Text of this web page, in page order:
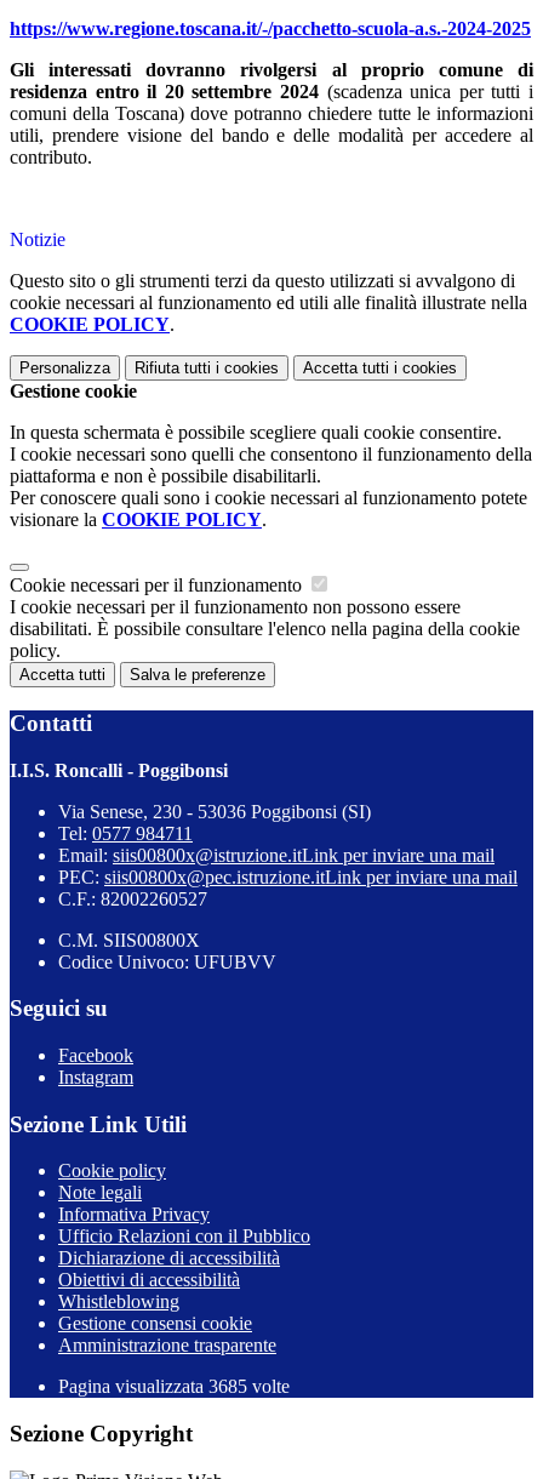
https://www.regione.toscana.it/-/pacchetto-scuola-a.s.-2024-2025
Gli interessati dovranno rivolgersi al proprio comune di
residenza entro il 20 settembre 2024 (scadenza unica per tutti i
comuni della Toscana) dove potranno chiedere tutte le informazioni
utili, prendere visione del bando e delle modalità per accedere al
contributo.
Notizie
Questo sito o gli strumenti terzi da questo utilizzati si avvalgono di
cookie necessari al funzionamento ed utili alle finalità illustrate nella
COOKIE POLICY.
Personalizza Rifiuta tutti i cookies Accetta tutti i cookies
Gestione cookie
In questa schermata è possibile scegliere quali cookie consentire.
I cookie necessari sono quelli che consentono il funzionamento della
piattaforma e non è possibile disabilitarli.
Per conoscere quali sono i cookie necessari al funzionamento potete
visionare la COOKIE POLICY.
Cookie necessari per il funzionamento
I cookie necessari per il funzionamento non possono essere
disabilitati. È possibile consultare l'elenco nella pagina della cookie
policy.
Accetta tutti Salva le preferenze
Contatti
I.I.S. Roncalli - Poggibonsi
Via Senese, 230 - 53036 Poggibonsi (SI)
Tel: 0577 984711
Email: siis00800x@istruzione.itLink per inviare una mail
PEC: siis00800x@pec.istruzione.itLink per inviare una mail
C.F.: 82002260527
C.M. SIIS00800X
Codice Univoco: UFUBVV
Seguici su
Facebook
Instagram
Sezione Link Utili
Cookie policy
Note legali
Informativa Privacy
Ufficio Relazioni con il Pubblico
Dichiarazione di accessibilità
Obiettivi di accessibilità
Whistleblowing
Gestione consensi cookie
Amministrazione trasparente
Pagina visualizzata 3685 volte
Sezione Copyright